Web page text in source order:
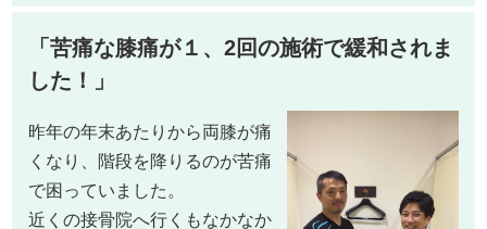
「苦痛な膝痛が１、2回の施術で緩和されま
した！」
昨年の年末あたりから両膝が痛
くなり、階段を降りるのが苦痛
で困っていました。
近くの接骨院へ行くもなかなか